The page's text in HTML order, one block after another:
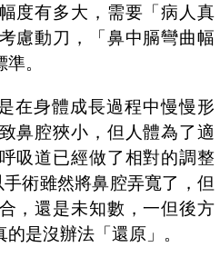
度有多大，需要「病人真
慮動刀，「鼻中膈彎曲幅
。
在身體成長過程中慢慢形
鼻腔狹小，但人體為了適
吸道已經做了相對的調整
手術雖然將鼻腔弄寬了，但
，還是未知數，一但後方
是沒辦法「還原」。